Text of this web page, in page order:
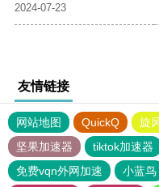
2024-07-23
友情链接
网站地图 QuickQ 旋
坚果加速器
tiktok加速器
免费vqn外网加速
小蓝鸟